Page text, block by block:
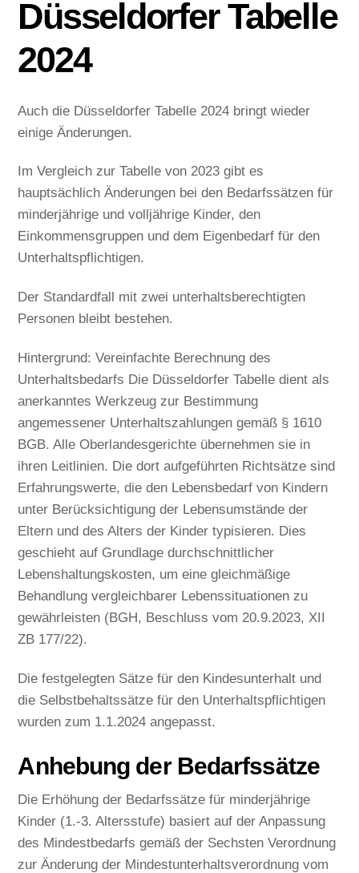
Düsseldorfer Tabelle
2024
Auch die Düsseldorfer Tabelle 2024 bringt wieder
einige Änderungen.
Im Vergleich zur Tabelle von 2023 gibt es
hauptsächlich Änderungen bei den Bedarfssätzen für
minderjährige und volljährige Kinder, den
Einkommensgruppen und dem Eigenbedarf für den
Unterhaltspflichtigen.
Der Standardfall mit zwei unterhaltsberechtigten
Personen bleibt bestehen.
Hintergrund: Vereinfachte Berechnung des
Unterhaltsbedarfs Die Düsseldorfer Tabelle dient als
anerkanntes Werkzeug zur Bestimmung
angemessener Unterhaltszahlungen gemäß § 1610
BGB. Alle Oberlandesgerichte übernehmen sie in
ihren Leitlinien. Die dort aufgeführten Richtsätze sind
Erfahrungswerte, die den Lebensbedarf von Kindern
unter Berücksichtigung der Lebensumstände der
Eltern und des Alters der Kinder typisieren. Dies
geschieht auf Grundlage durchschnittlicher
Lebenshaltungskosten, um eine gleichmäßige
Behandlung vergleichbarer Lebenssituationen zu
gewährleisten (BGH, Beschluss vom 20.9.2023, XII
ZB 177/22).
Die festgelegten Sätze für den Kindesunterhalt und
die Selbstbehaltssätze für den Unterhaltspflichtigen
wurden zum 1.1.2024 angepasst.
Anhebung der Bedarfssätze
Die Erhöhung der Bedarfssätze für minderjährige
Kinder (1.-3. Altersstufe) basiert auf der Anpassung
des Mindestbedarfs gemäß der Sechsten Verordnung
zur Änderung der Mindestunterhaltsverordnung vom